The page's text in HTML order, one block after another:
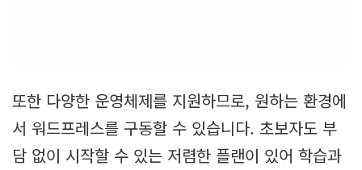
또한 다양한 운영체제를 지원하므로, 원하는 환경에
서 워드프레스를 구동할 수 있습니다. 초보자도 부
담 없이 시작할 수 있는 저렴한 플랜이 있어 학습과